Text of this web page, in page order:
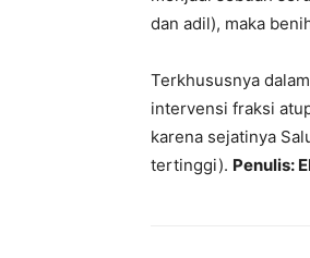
dan adil), maka
Terkhususnya
intervensi fraksi
karena sejatinya
tertinggi). Penulis: